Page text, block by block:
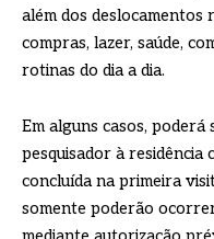
além dos deslocamentos
compras, lazer, saúde,
rotinas do dia a dia.
Em alguns casos,
pesquisador à residência
concluída na primeira
somente poderão